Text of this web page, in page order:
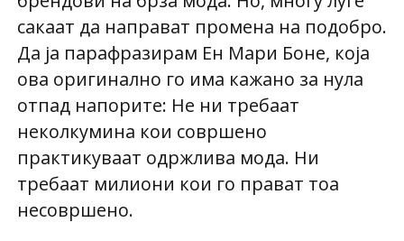
сакаат да направат промена на подобро.
Да ја парафразирам Ен Мари Боне, која
ова оригинално го има кажано за нула
отпад напорите: Не ни требаат
неколкумина кои совршено
практикуваат одржлива мода. Ни
требаат милиони кои го прават тоа
несовршено.